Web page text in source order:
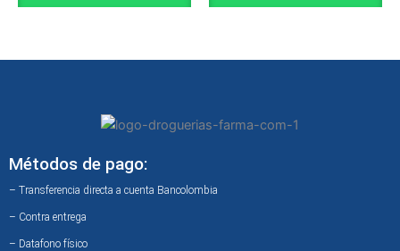
Métodos de pago:
– Transferencia directa a cuenta Bancolombia
– Contra entrega
– Datafono físico